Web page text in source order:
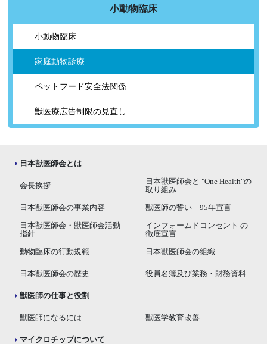
小動物臨床
小動物臨床
家庭動物診療
ペットフード安全法関係
獣医療広告制限の見直し
日本獣医師会とは
会長挨拶
日本獣医師会と "One Health"の
取り組み
日本獣医師会の事業内容 獣医師の誓い―95年宣言
日本獣医師会・獣医師会活動
指針
インフォームドコンセント の
徹底宣言
動物臨床の行動規範 日本獣医師会の組織
日本獣医師会の歴史 役員名簿及び業務・財務資料
獣医師の仕事と役割
獣医師になるには 獣医学教育改善
マイクロチップについて